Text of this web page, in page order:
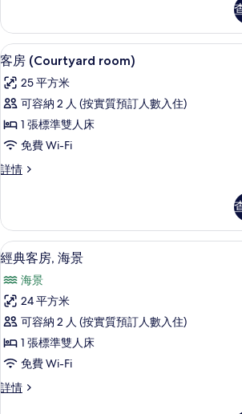
海
景
的
相
片
臥
室,
海
詳
情
載
入
所
有
客
房
(Courtyard
相
片
客房
3
客房 (Courtyard room)
25 平方米
可容納 2 人 (按實質預訂人數入住)
1 張標準雙人床
免費 Wi-Fi
詳情
客
詳
情
載
入
所
有
經
典
客
房,
經典客房,
5
經典客房, 海景
海景
24 平方米
可容納 2 人 (按實質預訂人數入住)
1 張標準雙人床
免費 Wi-Fi
詳情
經